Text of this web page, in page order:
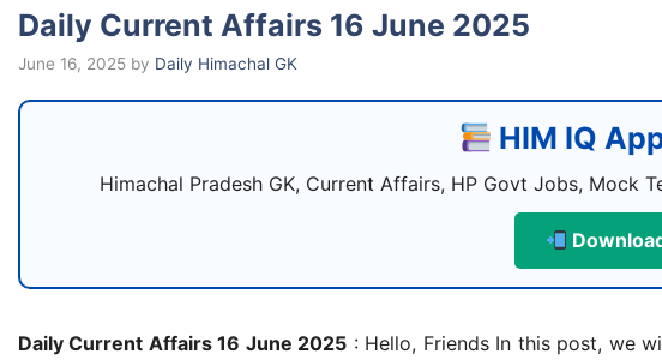
Daily Current Affairs 16 June 2025
June 16, 2025 by Daily Himachal GK
HIM IQ
Himachal Pradesh GK, Current Affairs, HP Govt Jobs, Mock
Daily Current Affairs 16 June 2025 : Hello, Friends In this post, we